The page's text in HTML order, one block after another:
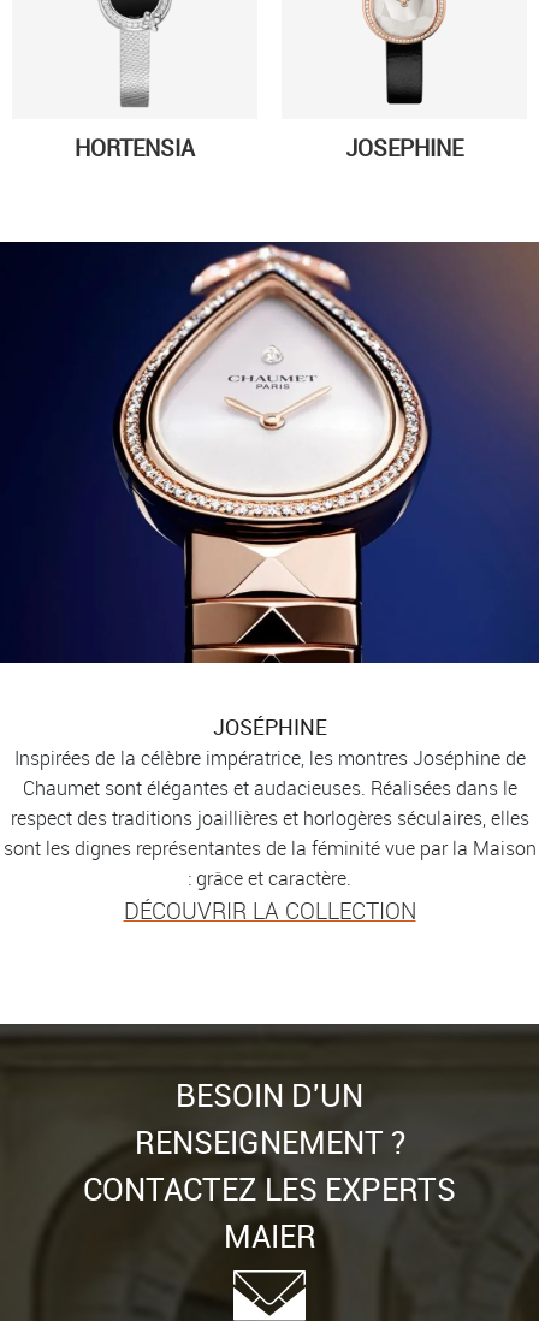
HORTENSIA JOSEPHINE
JOSÉPHINE
Inspirées de la célèbre impératrice, les montres Joséphine de
Chaumet sont élégantes et audacieuses. Réalisées dans le
respect des traditions joaillières et horlogères séculaires, elles
sont les dignes représentantes de la féminité vue par la Maison
: grâce et caractère.
DÉCOUVRIR LA COLLECTION
BESOIN D'UN
RENSEIGNEMENT ?
CONTACTEZ LES EXPERTS
MAIER